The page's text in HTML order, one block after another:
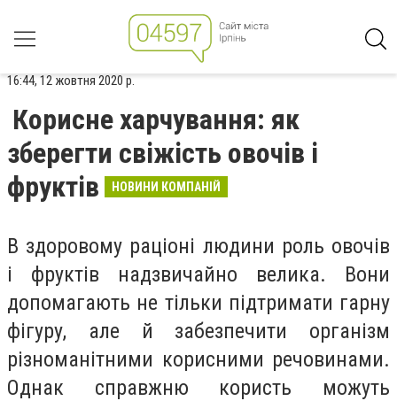
16:44, 12 жовтня 2020 р.
Корисне харчування: як
зберегти свіжість овочів і
фруктів
НОВИНИ КОМПАНІЙ
В здоровому раціоні людини роль овочів
і фруктів надзвичайно велика. Вони
допомагають не тільки підтримати гарну
фігуру, але й забезпечити організм
різноманітними корисними речовинами.
Однак справжню користь можуть